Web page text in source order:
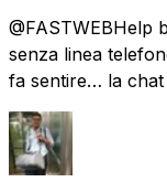
@FASTWEBHelp
senza linea
fa sentire… la chat